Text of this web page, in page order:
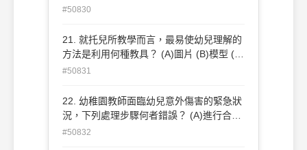
育」？(A)大聲喝斥(B)讓孩子趕快去穿衣
子聽(D)不必理會，讓孩子自己感受被寒風
吹襲的痛苦。
#50830
21. 就托兒所教學而言，最易使幼兒理解的
方法是利用何種教具？ (A)圖片 (B)模型 (C)
標本 (D)實物。
#50831
22. 幼稚園教師面臨幼兒意外傷害的緊急狀
況，下列處理步驟何者錯誤？ (A)進行合宜
的緊急事故護理(B)先清理現場，以免幼兒
#50832